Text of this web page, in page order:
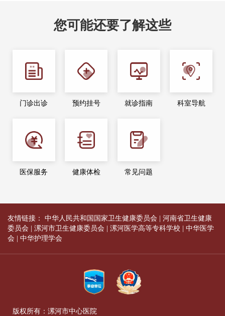
您可能还要了解这些
门诊出诊 预约挂号 就诊指南 科室导航
医保服务 健康体检 常见问题
友情链接： 中华人民共和国国家卫生健康委员会
河南省卫生健康
委员会
漯河市卫生健康委员会 漯河医学高等专科学校
中华医学
会
中华护理学会
版权所有：漯河市中心医院